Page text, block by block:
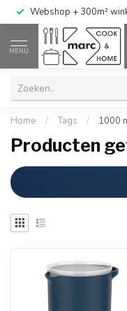
Webshop + 300m²
MENU
Home / Tags / 1000
Producten